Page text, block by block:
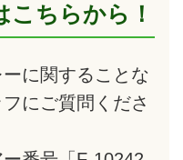
ルフ場へご案内
159,000
196,000
ルキャンドル（デラッ
送迎代）
事代金
こちらから！
に関することな
にご質問くださ